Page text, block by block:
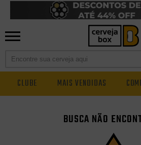
CLUBE MAIS VENDIDAS
BUSCA NÃO